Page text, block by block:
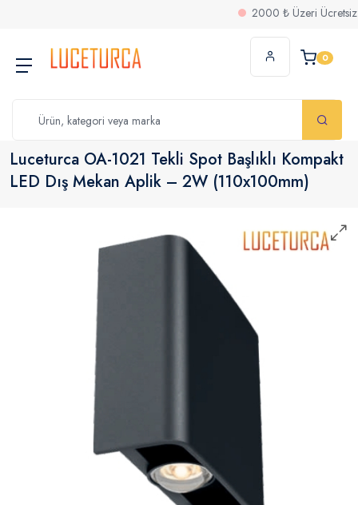
2000 ₺ Üzeri Ücretsiz
0
Luceturca OA-1021 Tekli Spot Başlıklı Kompakt
LED Dış Mekan Aplik – 2W (110x100mm)